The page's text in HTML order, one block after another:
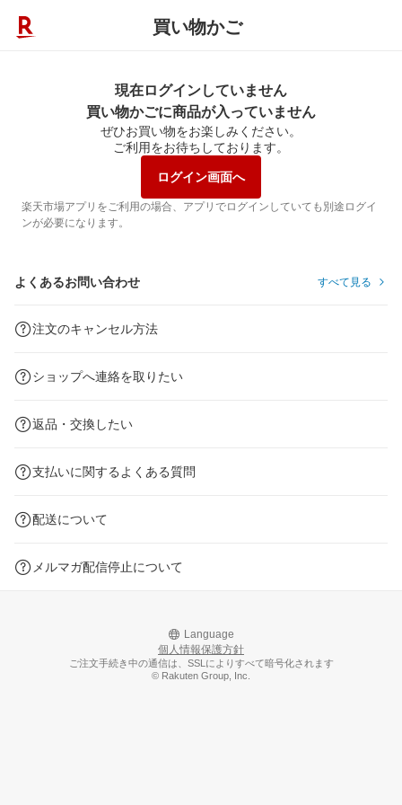
買い物かご
現在ログインしていません
買い物かごに商品が入っていません
ぜひお買い物をお楽しみください。
ご利用をお待ちしております。
ログイン画面へ
楽天市場アプリをご利用の場合、アプリでログインしていても別途ログイ
ンが必要になります。
よくあるお問い合わせ すべて見る
注文のキャンセル方法
ショップへ連絡を取りたい
返品・交換したい
支払いに関するよくある質問
配送について
メルマガ配信停止について
Language
個人情報保護方針
ご注文手続き中の通信は、SSLによりすべて暗号化されます
© Rakuten Group, Inc.